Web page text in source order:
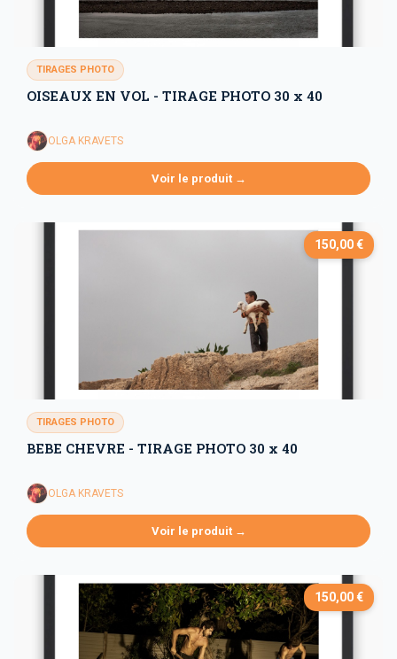
TIRAGES PHOTO
OISEAUX EN VOL - TIRAGE PHOTO 30 x 40
OLGA KRAVETS
Voir le produit →
150,00 €
TIRAGES PHOTO
BEBE CHEVRE - TIRAGE PHOTO 30 x 40
OLGA KRAVETS
Voir le produit →
150,00 €